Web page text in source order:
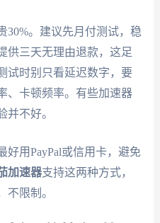
30%。建议先月付测试，稳
供三天无理由退款，这足
试时别只看延迟数字，要
、卡顿频率。有些加速器
并不好。
好用PayPal或信用卡，避免
加速器支持这两种方式，
不限制。